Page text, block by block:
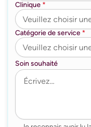
Clinique *
Catégorie de service *
Soin souhaité